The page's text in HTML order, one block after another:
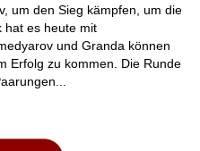
um den Sieg kämpfen, um die
hat es heute mit
und Granda können
Erfolg zu kommen. Die Runde